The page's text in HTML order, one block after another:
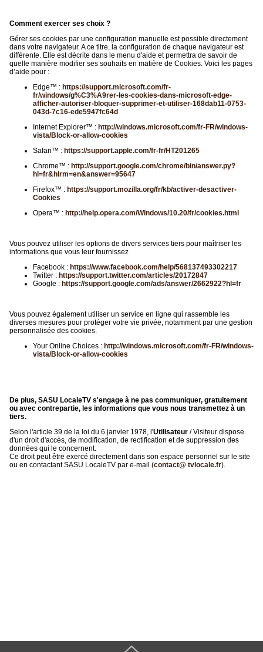
Comment exercer ses choix ?
Gérer ses cookies par une configuration manuelle est possible directement
dans votre navigateur. A ce titre, la configuration de chaque navigateur est
différente. Elle est décrite dans le menu d'aide et permettra de savoir de
quelle manière modifier ses souhaits en matière de Cookies. Voici les pages
d’aide pour :
Edge™ : https://support.microsoft.com/fr-
fr/windows/g%C3%A9rer-les-cookies-dans-microsoft-edge-
afficher-autoriser-bloquer-supprimer-et-utiliser-168dab11-0753-
043d-7c16-ede5947fc64d
Internet Explorer™ : http://windows.microsoft.com/fr-FR/windows-
vista/Block-or-allow-cookies
Safari™ : https://support.apple.com/fr-fr/HT201265
Chrome™ : http://support.google.com/chrome/bin/answer.py?
hl=fr&hlrm=en&answer=95647
Firefox™ : https://support.mozilla.org/fr/kb/activer-desactiver-
Cookies
Opera™ : http://help.opera.com/Windows/10.20/fr/cookies.html
Vous pouvez utiliser les options de divers services tiers pour maîtriser les
informations que vous leur fournissez
Facebook : https://www.facebook.com/help/568137493302217
Twitter : https://support.twitter.com/articles/20172847
Google : https://support.google.com/ads/answer/2662922?hl=fr
Vous pouvez également utiliser un service en ligne qui rassemble les
diverses mesures pour protéger votre vie privée, notamment par une gestion
personnalisée des cookies.
Your Online Choices : http://windows.microsoft.com/fr-FR/windows-
vista/Block-or-allow-cookies
De plus, SASU LocaleTV s'engage à ne pas communiquer, gratuitement
ou avec contrepartie, les informations que vous nous transmettez à un
tiers.
Selon l'article 39 de la loi du 6 janvier 1978, l'Utilisateur / Visiteur dispose
d'un droit d'accès, de modification, de rectification et de suppression des
données qui le concernent.
Ce droit peut être exercé directement dans son espace personnel sur le site
ou en contactant SASU LocaleTV par e-mail (contact@ tvlocale.fr).